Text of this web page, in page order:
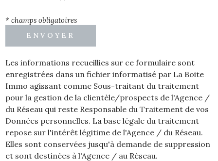
* champs obligatoires
ENVOYER
Les informations recueillies sur ce formulaire sont
enregistrées dans un fichier informatisé par La Boite
Immo agissant comme Sous-traitant du traitement
pour la gestion de la clientèle/prospects de l'Agence /
du Réseau qui reste Responsable du Traitement de vos
Données personnelles. La base légale du traitement
repose sur l'intérêt légitime de l'Agence / du Réseau.
Elles sont conservées jusqu'à demande de suppression
et sont destinées à l'Agence / au Réseau.